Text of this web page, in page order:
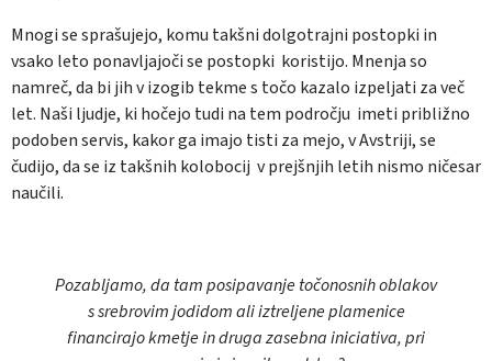
Mnogi se sprašujejo, komu takšni dolgotrajni postopki in
vsako leto ponavljajoči se postopki koristijo. Mnenja so
namreč, da bi jih v izogib tekme s točo kazalo izpeljati za več
let. Naši ljudje, ki hočejo tudi na tem področju imeti približno
podoben servis, kakor ga imajo tisti za mejo, v Avstriji, se
čudijo, da se iz takšnih kolobocij v prejšnjih letih nismo ničesar
naučili.
Pozabljamo, da tam posipavanje točonosnih oblakov
s srebrovim jodidom ali iztreljene plamenice
financirajo kmetje in druga zasebna iniciativa, pri